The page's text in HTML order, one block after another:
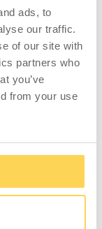
ads, to
our traffic.
of our site with
partners who
you’ve
from your use
för
garanti)